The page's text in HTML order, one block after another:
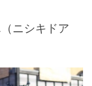
ニシキドア